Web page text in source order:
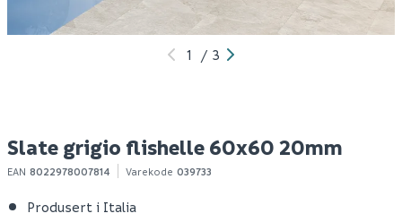
Klikk & Hent
1 / 3
Slate grigio flishelle 60x60 20mm
EAN 8022978007814 Varekode 039733
Produsert i Italia